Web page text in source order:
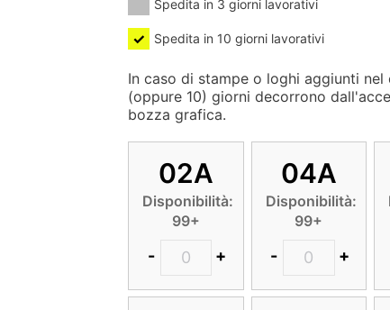
Spedita in 3 giorni lavorativi
Spedita in 10 giorni lavorativi
In caso di stampe o loghi aggiunti nel
(oppure 10) giorni decorrono
bozza grafica.
02A
Disponibilità:
99+
- +
04A
Disponibilità:
99+
- +